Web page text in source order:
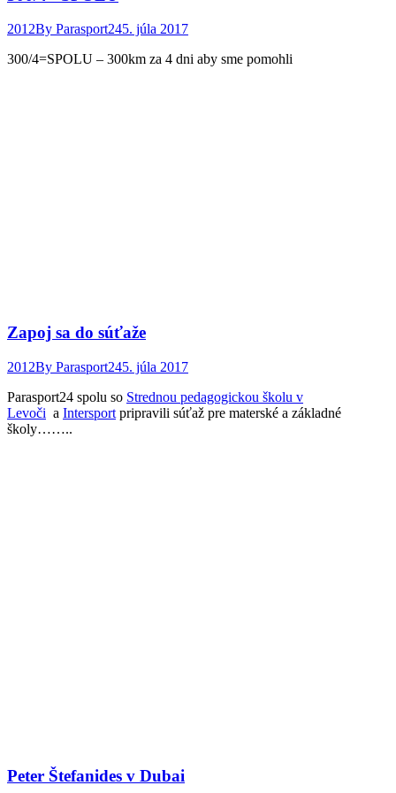
2012By Parasport245. júla 2017
300/4=SPOLU – 300km za 4 dni aby sme pomohli
Zapoj sa do súťaže
2012By Parasport245. júla 2017
Parasport24 spolu so Strednou pedagogickou školu v
Levoči a Intersport pripravili súťaž pre materské a základné
školy……..
Peter Štefanides v Dubai